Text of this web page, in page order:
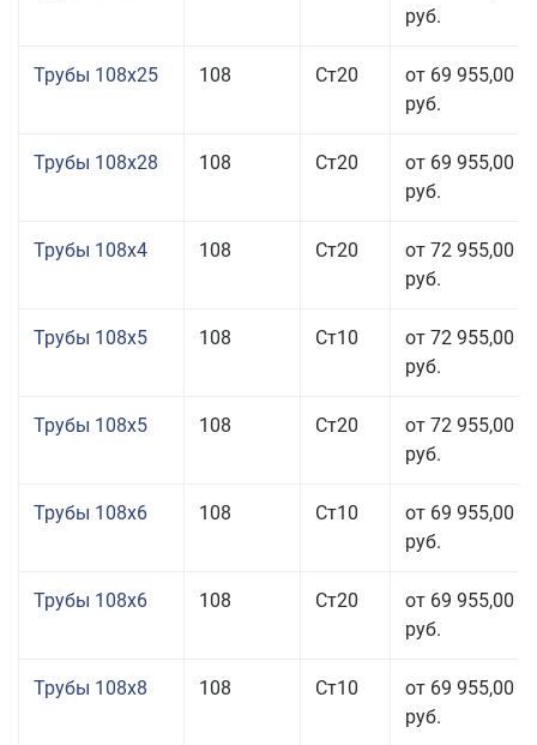
руб.
Трубы 108x25 108 Ст20
от 69 955,00
руб.
Трубы 108x28 108 Ст20
от 69 955,00
руб.
Трубы 108x4 108 Ст20
от 72 955,00
руб.
Трубы 108x5 108 Ст10
от 72 955,00
руб.
Трубы 108x5 108 Ст20
от 72 955,00
руб.
Трубы 108x6 108 Ст10
от 69 955,00
руб.
Трубы 108x6 108 Ст20
от 69 955,00
руб.
Трубы 108x8 108 Ст10
от 69 955,00
руб.